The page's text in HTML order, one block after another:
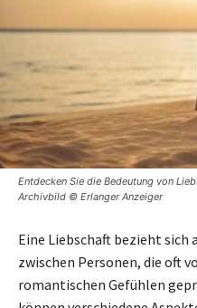
Entdecken Sie die Bedeutung von
Archivbild © Erlanger Anzeiger
Eine Liebschaft bezieht sich
zwischen Personen, die oft
romantischen Gefühlen